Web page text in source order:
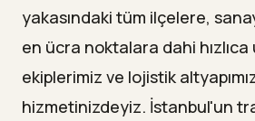
yakasındaki tüm ilçelere,
en ücra noktalara dahi
ekiplerimiz ve lojistik
hizmetinizdeyiz. İstanbul'un